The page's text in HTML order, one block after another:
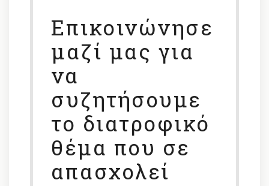
Επικοινώνησε
μαζί μας για
να
συζητήσουμε
το διατροφικό
θέμα που σε
απασχολεί